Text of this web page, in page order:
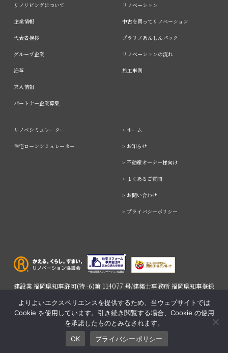
リノリビングについて
企業情報
代表者挨拶
グループ企業
沿革
求人情報
パートナー企業募集
リノベーション
中古を買ってリノベーション
プラリノあんしんパック
リノベーションの流れ
施工事例
リノベシミュレーター
住宅ローンシミュレーター
> ホーム
> お知らせ
> 不動産オーナー様向け
> よくあるご質問
> お問い合わせ
> プライバシーポリシー
建設業 福岡県知事許可(特 -6)第 114077 号/建築士事務所 福岡県知事登録
Copyright © RenoLIVING Co.,Ltd. All rights reserved.
よりよいエクスペリエンスを提供するため、当ウェブサイトでは
Cookie を使用しています。引き続き閲覧する場合、Cookie の使用
を承諾したものとみなされます。
OK
プライバシーポリシー